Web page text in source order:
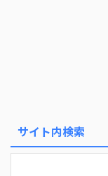
サイト内検索